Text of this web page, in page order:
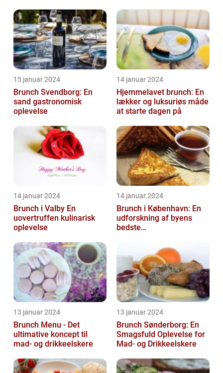
15 januar 2024
Brunch Svendborg: En
sand gastronomisk
oplevelse
14 januar 2024
Hjemmelavet brunch: En
lækker og luksuriøs måde
at starte dagen på
14 januar 2024
Brunch i Valby En
uovertruffen kulinarisk
oplevelse
14 januar 2024
Brunch i København: En
udforskning af byens
bedste
13 januar 2024
Brunch Menu - Det
ultimative koncept til
mad- og drikkeelskere
13 januar 2024
Brunch Sønderborg: En
Smagsfuld Oplevelse for
Mad- og Drikkeelskere